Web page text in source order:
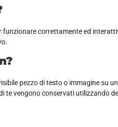
funzionare correttamente ed
pezzo di testo o immagine su
te vengono conservati utilizzando